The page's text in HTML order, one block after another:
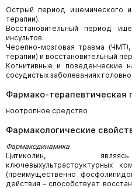
Острый период ишемического
терапии).
Восстановительный период
инсультов.
Черепно-мозговая травма
терапии) и восстановительный
Когнитивные и поведенческие
сосудистых заболеваниях
Фармако-терапевтическая
ноотропное средство
Фармакологические
Фармакодинамика
Цитиколин,
ключевыхультраструктурных
(преимущественно
действия – способствует